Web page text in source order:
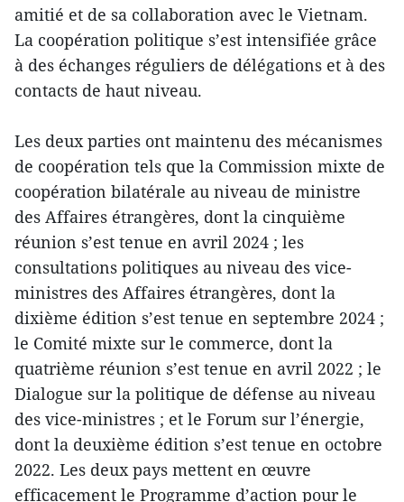
amitié et de sa collaboration avec le Vietnam.
La coopération politique s’est intensifiée grâce
à des échanges réguliers de délégations et à des
contacts de haut niveau.
Les deux parties ont maintenu des mécanismes
de coopération tels que la Commission mixte de
coopération bilatérale au niveau de ministre
des Affaires étrangères, dont la cinquième
réunion s’est tenue en avril 2024 ; les
consultations politiques au niveau des vice-
ministres des Affaires étrangères, dont la
dixième édition s’est tenue en septembre 2024 ;
le Comité mixte sur le commerce, dont la
quatrième réunion s’est tenue en avril 2022 ; le
Dialogue sur la politique de défense au niveau
des vice-ministres ; et le Forum sur l’énergie,
dont la deuxième édition s’est tenue en octobre
2022. Les deux pays mettent en œuvre
efficacement le Programme d’action pour le